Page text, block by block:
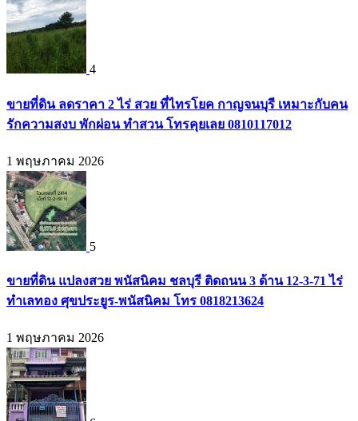
4
ขายที่ดิน ลดราคา 2 ไร่ สวย ที่ไทรโยค กาญจนบุรี เหมาะกับคน
รักความสงบ พักผ่อน ทำสวน โทรคุยเลย 0810117012
1 พฤษภาคม 2026
5
ขายที่ดิน แปลงสวย พนัสนิคม ชลบุรี ติดถนน 3 ด้าน 12-3-71 ไร่
ทำเลทอง ศุขประยูร-พนัสนิคม โทร 0818213624
1 พฤษภาคม 2026